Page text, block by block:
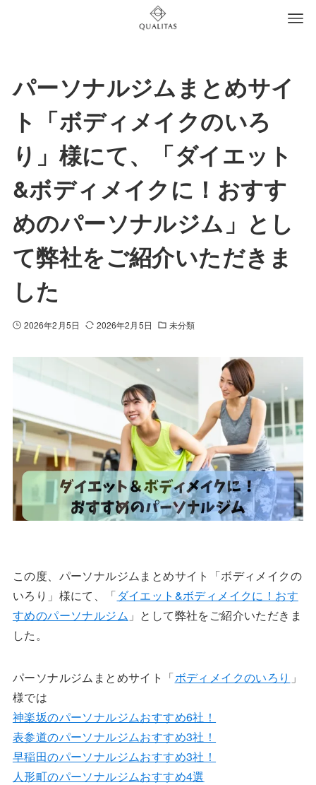
パーソナルジムまとめサイ
ト「ボディメイクのいろ
り」様にて、「ダイエット
&ボディメイクに！おすす
めのパーソナルジム」とし
て弊社をご紹介いただきま
した
2026年2月5日 2026年2月5日 未分類
この度、パーソナルジムまとめサイト「ボディメイクの
いろり」様にて、「ダイエット&ボディメイクに！おす
すめのパーソナルジム 」として弊社をご紹介いただきま
した。
パーソナルジムまとめサイト「ボディメイクのいろり 」
様では
神楽坂のパーソナルジムおすすめ6社！
表参道のパーソナルジムおすすめ3社！
早稲田のパーソナルジムおすすめ3社！
人形町のパーソナルジムおすすめ4選